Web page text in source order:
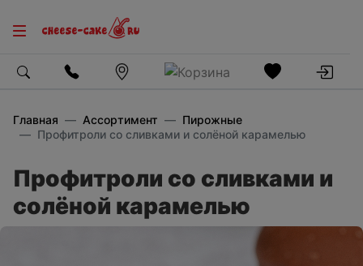
Главная Ассортимент
Пирожные
Профитроли со сливками и солёной карамелью
Профитроли со сливками и
солёной карамелью